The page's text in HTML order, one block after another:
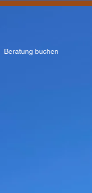
Beratung buchen